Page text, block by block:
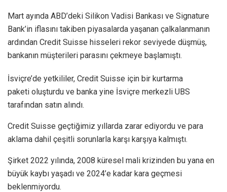
Mart ayında ABD’deki Silikon Vadisi Bankası ve Signature
Bank’in iflasını takiben piyasalarda yaşanan çalkalanmanın
ardından Credit Suisse hisseleri rekor seviyede düşmüş,
bankanın müşterileri parasını çekmeye başlamıştı.
İsviçre’de yetkililer, Credit Suisse için bir kurtarma
paketi oluşturdu ve banka yine İsviçre merkezli UBS
tarafından satın alındı.
Credit Suisse geçtiğimiz yıllarda zarar ediyordu ve para
aklama dahil çeşitli sorunlarla karşı karşıya kalmıştı.
Şirket 2022 yılında, 2008 küresel mali krizinden bu yana en
büyük kaybı yaşadı ve 2024’e kadar kara geçmesi
beklenmiyordu.